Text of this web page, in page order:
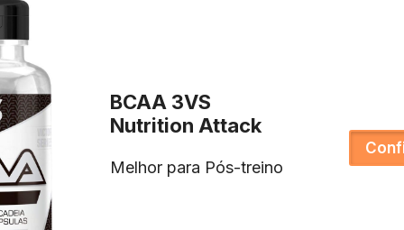
BCAA 3VS
Nutrition Attack
Melhor para Pós-treino